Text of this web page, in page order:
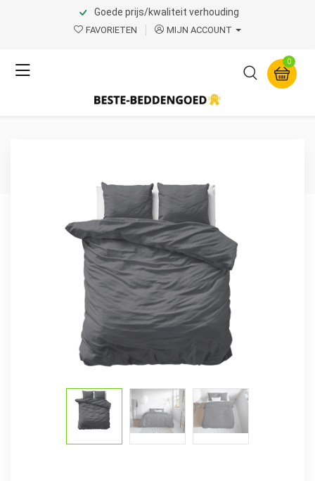
Goede prijs/kwaliteit verhouding
FAVORIETEN MIJN ACCOUNT
0
Home Product Page v.1
Uni Satijn Dekbedovertrek
Antraciet 200 x 200/220